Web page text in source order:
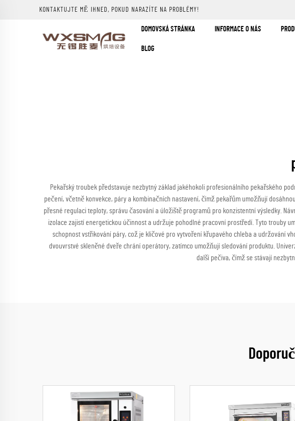
KONTAKTUJTE MĚ IHNED, POKUD NARAZÍTE NA PROBLÉMY!
DOMOVSKÁ STRÁNKA INFORMACE O NÁS
BLOG
Pekařský troubek představuje nezbytný základ jakéhokoli profesionálního pekařského
pečení, včetně konvekce, páry a kombinačních nastavení, čímž pekařům umožňují
přesné regulaci teploty, správu časování a úložiště programů pro konzistentní výsledky.
izolace zajistí energetickou účinnost a udržuje pohodlné pracovní prostředí. Tyto trouby
schopnost vstřikování páry, což je klíčové pro vytvoření křupavého chleba a udržování
dvouvrstvé skleněné dveře chrání operátory, zatímco umožňují sledování produktu.
další pečiva, čímž se stávají